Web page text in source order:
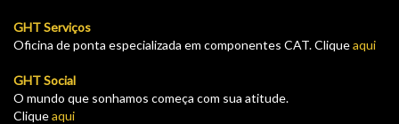
GHT Serviços
Oficina de ponta especializada em componentes CAT. Cliqueaqui
GHT Social
O mundo que sonhamos começa com sua atitude.
Cliqueaqui